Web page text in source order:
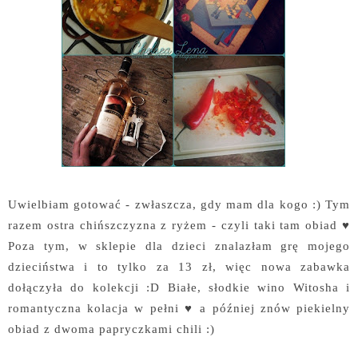
Uwielbiam gotować - zwłaszcza, gdy mam dla kogo :) Tym
razem ostra chińszczyzna z ryżem - czyli taki tam obiad ♥
Poza tym, w sklepie dla dzieci znalazłam grę mojego
dzieciństwa i to tylko za 13 zł, więc nowa zabawka
dołączyła do kolekcji :D Białe, słodkie wino Witosha i
romantyczna kolacja w pełni ♥ a później znów piekielny
obiad z dwoma papryczkami chili :)